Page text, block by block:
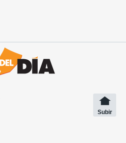
Subir